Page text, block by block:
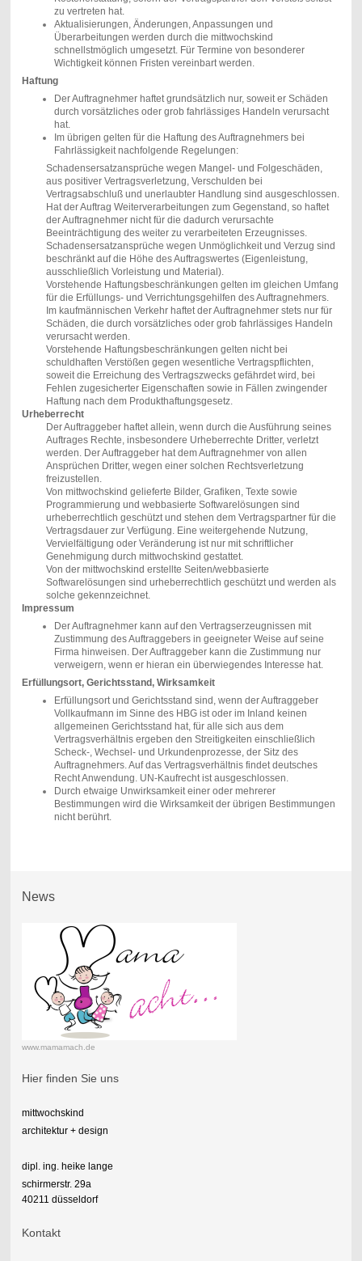
zu vertreten hat.
Aktualisierungen, Änderungen, Anpassungen und
Überarbeitungen werden durch die mittwochskind
schnellstmöglich umgesetzt. Für Termine von besonderer
Wichtigkeit können Fristen vereinbart werden.
Haftung
Der Auftragnehmer haftet grundsätzlich nur, soweit er Schäden
durch vorsätzliches oder grob fahrlässiges Handeln verursacht
hat.
Im übrigen gelten für die Haftung des Auftragnehmers bei
Fahrlässigkeit nachfolgende Regelungen:
Schadensersatzansprüche wegen Mangel- und Folgeschäden,
aus positiver Vertragsverletzung, Verschulden bei
Vertragsabschluß und unerlaubter Handlung sind ausgeschlossen.
Hat der Auftrag Weiterverarbeitungen zum Gegenstand, so haftet
der Auftragnehmer nicht für die dadurch verursachte
Beeinträchtigung des weiter zu verarbeiteten Erzeugnisses.
Schadensersatzansprüche wegen Unmöglichkeit und Verzug sind
beschränkt auf die Höhe des Auftragswertes (Eigenleistung,
ausschließlich Vorleistung und Material).
Vorstehende Haftungsbeschränkungen gelten im gleichen Umfang
für die Erfüllungs- und Verrichtungsgehilfen des Auftragnehmers.
Im kaufmännischen Verkehr haftet der Auftragnehmer stets nur für
Schäden, die durch vorsätzliches oder grob fahrlässiges Handeln
verursacht werden.
Vorstehende Haftungsbeschränkungen gelten nicht bei
schuldhaften Verstößen gegen wesentliche Vertragspflichten,
soweit die Erreichung des Vertragszwecks gefährdet wird, bei
Fehlen zugesicherter Eigenschaften sowie in Fällen zwingender
Haftung nach dem Produkthaftungsgesetz.
Urheberrecht
Der Auftraggeber haftet allein, wenn durch die Ausführung seines
Auftrages Rechte, insbesondere Urheberrechte Dritter, verletzt
werden. Der Auftraggeber hat dem Auftragnehmer von allen
Ansprüchen Dritter, wegen einer solchen Rechtsverletzung
freizustellen.
Von mittwochskind gelieferte Bilder, Grafiken, Texte sowie
Programmierung und webbasierte Softwarelösungen sind
urheberrechtlich geschützt und stehen dem Vertragspartner für die
Vertragsdauer zur Verfügung. Eine weitergehende Nutzung,
Vervielfältigung oder Veränderung ist nur mit schriftlicher
Genehmigung durch mittwochskind gestattet.
Von der mittwochskind erstellte Seiten/webbasierte
Softwarelösungen sind urheberrechtlich geschützt und werden als
solche gekennzeichnet.
Impressum
Der Auftragnehmer kann auf den Vertragserzeugnissen mit
Zustimmung des Auftraggebers in geeigneter Weise auf seine
Firma hinweisen. Der Auftraggeber kann die Zustimmung nur
verweigern, wenn er hieran ein überwiegendes Interesse hat.
Erfüllungsort, Gerichtsstand, Wirksamkeit
Erfüllungsort und Gerichtsstand sind, wenn der Auftraggeber
Vollkaufmann im Sinne des HBG ist oder im Inland keinen
allgemeinen Gerichtsstand hat, für alle sich aus dem
Vertragsverhältnis ergeben den Streitigkeiten einschließlich
Scheck-, Wechsel- und Urkundenprozesse, der Sitz des
Auftragnehmers. Auf das Vertragsverhältnis findet deutsches
Recht Anwendung. UN-Kaufrecht ist ausgeschlossen.
Durch etwaige Unwirksamkeit einer oder mehrerer
Bestimmungen wird die Wirksamkeit der übrigen Bestimmungen
nicht berührt.
News
www.mamamach.de
Hier finden Sie uns
mittwochskind
architektur + design
dipl. ing. heike lange
schirmerstr. 29a
40211 düsseldorf
Kontakt